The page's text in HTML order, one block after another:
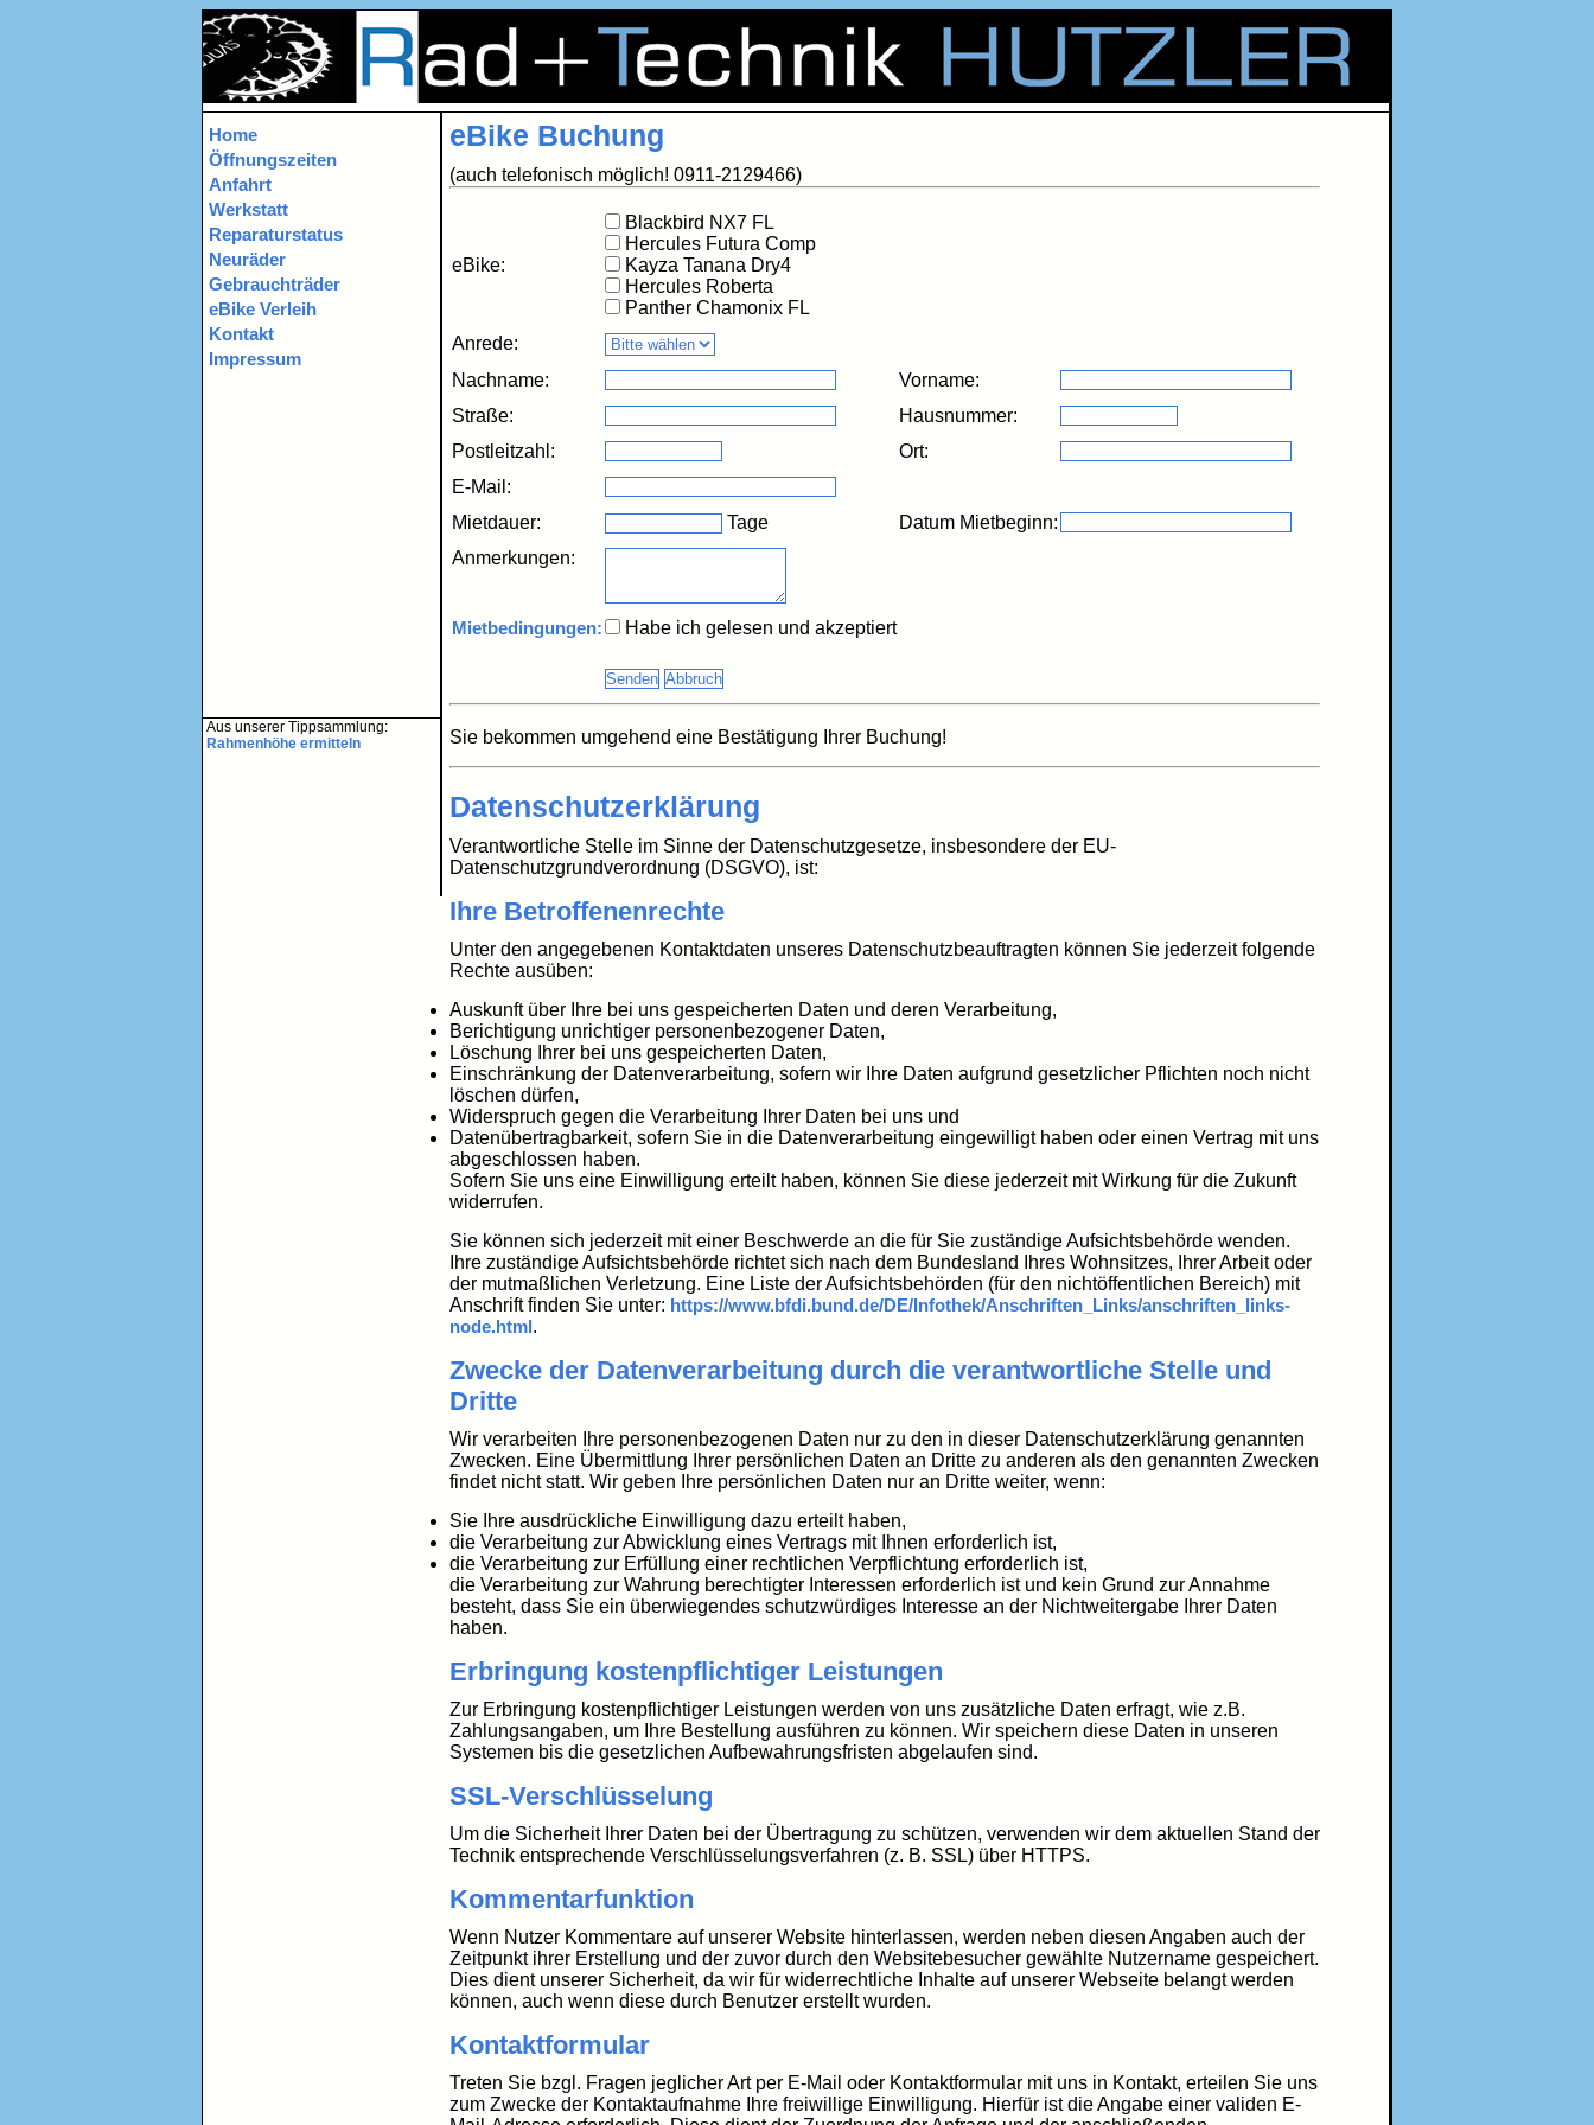
Home
Öffnungszeiten
Anfahrt
Werkstatt
Reparaturstatus
Neuräder
Gebrauchträder
eBike Verleih
Kontakt
Impressum
Aus unserer Tippsammlung:
Rahmenhöhe ermitteln
eBike Buchung
(auch telefonisch möglich! 0911-2129466)
eBike:
Blackbird NX7 FL
Hercules Futura Comp
Kayza Tanana Dry4
Hercules Roberta
Panther Chamonix FL
Anrede:
Nachname:
Vorname:
Straße:
Hausnummer:
Postleitzahl:
Ort:
E-Mail:
Mietdauer:
Tage
Datum Mietbeginn:
Anmerkungen:
Mietbedingungen: Habe ich gelesen und akzeptiert
Sie bekommen umgehend eine Bestätigung Ihrer Buchung!
Datenschutzerklärung
Verantwortliche Stelle im Sinne der Datenschutzgesetze, insbesondere der EU-
Datenschutzgrundverordnung (DSGVO), ist:
Ihre Betroffenenrechte
Unter den angegebenen Kontaktdaten unseres Datenschutzbeauftragten können Sie jederzeit folgende
Rechte ausüben:
Auskunft über Ihre bei uns gespeicherten Daten und deren Verarbeitung,
Berichtigung unrichtiger personenbezogener Daten,
Löschung Ihrer bei uns gespeicherten Daten,
Einschränkung der Datenverarbeitung, sofern wir Ihre Daten aufgrund gesetzlicher Pflichten noch nicht
löschen dürfen,
Widerspruch gegen die Verarbeitung Ihrer Daten bei uns und
Datenübertragbarkeit, sofern Sie in die Datenverarbeitung eingewilligt haben oder einen Vertrag mit uns
abgeschlossen haben.
Sofern Sie uns eine Einwilligung erteilt haben, können Sie diese jederzeit mit Wirkung für die Zukunft
widerrufen.
Sie können sich jederzeit mit einer Beschwerde an die für Sie zuständige Aufsichtsbehörde wenden.
Ihre zuständige Aufsichtsbehörde richtet sich nach dem Bundesland Ihres Wohnsitzes, Ihrer Arbeit oder
der mutmaßlichen Verletzung. Eine Liste der Aufsichtsbehörden (für den nichtöffentlichen Bereich) mit
Anschrift finden Sie unter: https://www.bfdi.bund.de/DE/Infothek/Anschriften_Links/anschriften_links-
node.html.
Zwecke der Datenverarbeitung durch die verantwortliche Stelle und
Dritte
Wir verarbeiten Ihre personenbezogenen Daten nur zu den in dieser Datenschutzerklärung genannten
Zwecken. Eine Übermittlung Ihrer persönlichen Daten an Dritte zu anderen als den genannten Zwecken
findet nicht statt. Wir geben Ihre persönlichen Daten nur an Dritte weiter, wenn:
Sie Ihre ausdrückliche Einwilligung dazu erteilt haben,
die Verarbeitung zur Abwicklung eines Vertrags mit Ihnen erforderlich ist,
die Verarbeitung zur Erfüllung einer rechtlichen Verpflichtung erforderlich ist,
die Verarbeitung zur Wahrung berechtigter Interessen erforderlich ist und kein Grund zur Annahme
besteht, dass Sie ein überwiegendes schutzwürdiges Interesse an der Nichtweitergabe Ihrer Daten
haben.
Erbringung kostenpflichtiger Leistungen
Zur Erbringung kostenpflichtiger Leistungen werden von uns zusätzliche Daten erfragt, wie z.B.
Zahlungsangaben, um Ihre Bestellung ausführen zu können. Wir speichern diese Daten in unseren
Systemen bis die gesetzlichen Aufbewahrungsfristen abgelaufen sind.
SSL-Verschlüsselung
Um die Sicherheit Ihrer Daten bei der Übertragung zu schützen, verwenden wir dem aktuellen Stand der
Technik entsprechende Verschlüsselungsverfahren (z. B. SSL) über HTTPS.
Kommentarfunktion
Wenn Nutzer Kommentare auf unserer Website hinterlassen, werden neben diesen Angaben auch der
Zeitpunkt ihrer Erstellung und der zuvor durch den Websitebesucher gewählte Nutzername gespeichert.
Dies dient unserer Sicherheit, da wir für widerrechtliche Inhalte auf unserer Webseite belangt werden
können, auch wenn diese durch Benutzer erstellt wurden.
Kontaktformular
Treten Sie bzgl. Fragen jeglicher Art per E-Mail oder Kontaktformular mit uns in Kontakt, erteilen Sie uns
zum Zwecke der Kontaktaufnahme Ihre freiwillige Einwilligung. Hierfür ist die Angabe einer validen E-